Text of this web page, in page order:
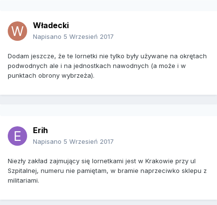
Władecki
Napisano 5 Wrzesień 2017
Dodam jeszcze, że te lornetki nie tylko były używane na okrętach
podwodnych ale i na jednostkach nawodnych (a może i w
punktach obrony wybrzeża).
Erih
Napisano 5 Wrzesień 2017
Niezły zakład zajmujący się lornetkami jest w Krakowie przy ul
Szpitalnej, numeru nie pamiętam, w bramie naprzeciwko sklepu z
militariami.